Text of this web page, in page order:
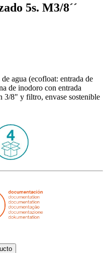
5s. M3/8´´
agua (ecofloat: entrada de
de inodoro con entrada
3/8" y filtro, envase sostenible